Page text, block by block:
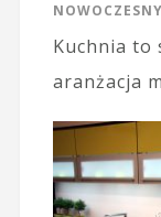
Kuchnia to
aranżacja